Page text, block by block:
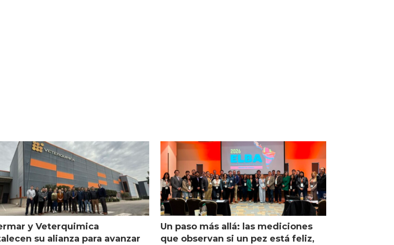
y Veterquimica
su alianza para avanzar
Un paso más allá: las mediciones
que observan si un pez está feliz,